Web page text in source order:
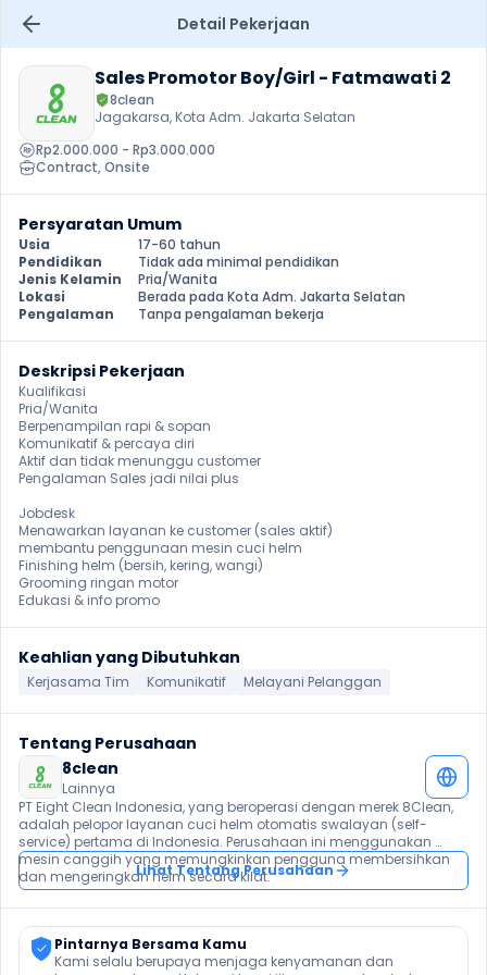
Detail Pekerjaan
Sales Promotor Boy/Girl - Fatmawati 2
8clean
Jagakarsa, Kota Adm. Jakarta Selatan
Rp2.000.000 - Rp3.000.000
Contract, Onsite
Persyaratan Umum
Usia
17-60 tahun
Pendidikan
Tidak ada minimal pendidikan
Jenis Kelamin
Pria/Wanita
Lokasi
Berada pada Kota Adm. Jakarta Selatan
Pengalaman
Tanpa pengalaman bekerja
Deskripsi Pekerjaan
Kualifikasi
Pria/Wanita
Berpenampilan rapi & sopan
Komunikatif & percaya diri
Aktif dan tidak menunggu customer
Pengalaman Sales jadi nilai plus
Jobdesk
Menawarkan layanan ke customer (sales aktif)
membantu penggunaan mesin cuci helm
Finishing helm (bersih, kering, wangi)
Grooming ringan motor
Edukasi & info promo
Keahlian yang Dibutuhkan
Kerjasama Tim Komunikatif Melayani Pelanggan
Tentang Perusahaan
8clean
Lainnya
PT Eight Clean Indonesia, yang beroperasi dengan merek 8Clean,
adalah pelopor layanan cuci helm otomatis swalayan (self-
service) pertama di Indonesia. Perusahaan ini menggunakan
mesin canggih yang memungkinkan pengguna membersihkan
dan mengeringkan helm secara kilat.
Lihat Tentang Perusahaan
Pintarnya Bersama Kamu
Kami selalu berupaya menjaga kenyamanan dan